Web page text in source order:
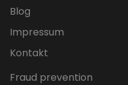
Blog
Impressum
Kontakt
Fraud prevention